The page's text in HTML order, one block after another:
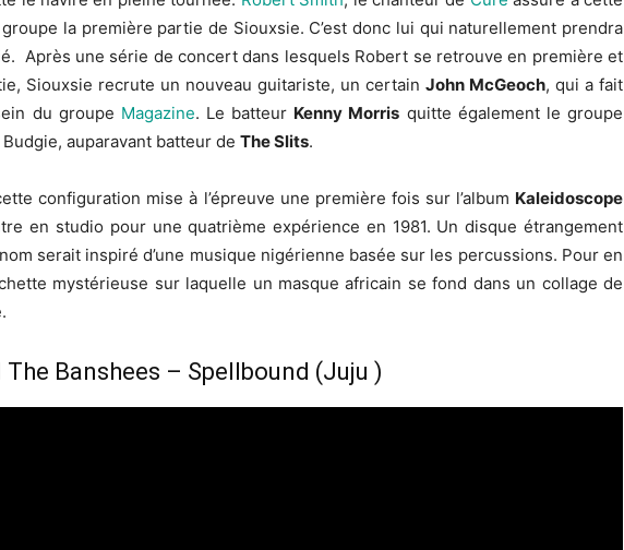
la première partie de Siouxsie. C’est donc lui qui naturellement prendra
Après une série de concert dans lesquels Robert se retrouve en première et
Siouxsie recrute un nouveau guitariste, un certain John McGeoch, qui a fait
du groupe Magazine. Le batteur Kenny Morris quitte également le groupe
auparavant batteur de The Slits.
configuration mise à l’épreuve une première fois sur l’album Kaleidoscope
en studio pour une quatrième expérience en 1981. Un disque étrangement
serait inspiré d’une musique nigérienne basée sur les percussions. Pour en
mystérieuse sur laquelle un masque africain se fond dans un collage de
The Banshees – Spellbound (Juju )